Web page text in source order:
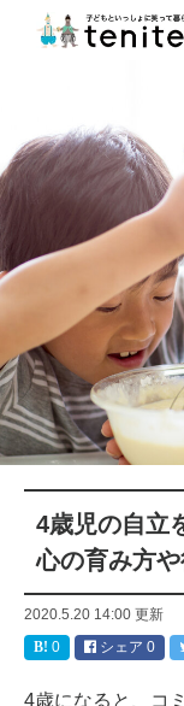
4歳児の自立
心の育み方
2020.5.20 14:00 更新
0
シェア 0
4歳になると、コ